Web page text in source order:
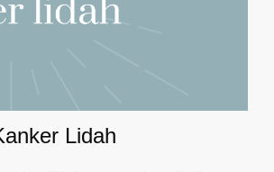
Lidah